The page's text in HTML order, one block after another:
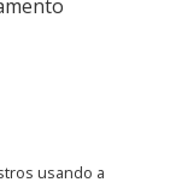
usando a